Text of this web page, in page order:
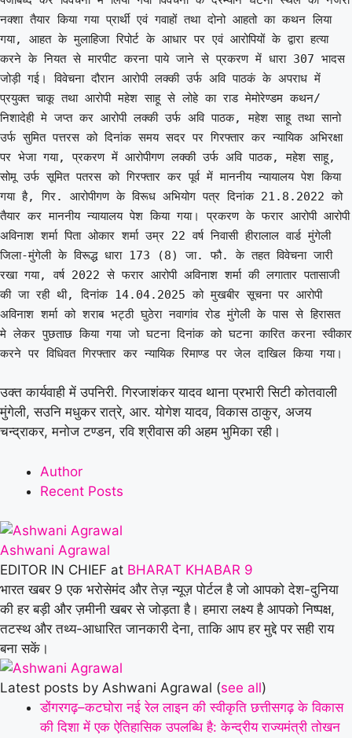
नक्शा तैयार किया गया प्रार्थी एवं गवाहों तथा दोनो आहतो का कथन लिया
गया, आहत के मुलाहिजा रिपोर्ट के आधार पर एवं आरोपियों के द्वारा हत्या
करने के नियत से मारपीट करना पाये जाने से प्रकरण में धारा 307 भादस
जोड़ी गई। विवेचना दौरान आरोपी लक्की उर्फ अवि पाठकं के अपराध में
प्रयुक्त चाकू तथा आरोपी महेश साहू से लोहे का राड मेमोरेण्डम कथन/
निशादेही मे जप्त कर आरोपी लक्की उर्फ अवि पाठक, महेश साहू तथा सानो
उर्फ सुमित पत्तरस को दिनांक समय सदर पर गिरफ्तार कर न्यायिक अभिरक्षा
पर भेजा गया, प्रकरण में आरोपीगण लक्की उर्फ अवि पाठक, महेश साहू,
सोमू उर्फ सूमित पतरस को गिरफ्तार कर पूर्व में माननीय न्यायालय पेश किया
गया है, गिर. आरोपीगण के विरूध अभियोग पत्र दिनांक 21.8.2022 को
तैयार कर माननीय न्यायालय पेश किया गया। प्रकरण के फरार आरोपी आरोपी
अविनाश शर्मा पिता ओकार शर्मा उम्र 22 वर्ष निवासी हीरालाल वार्ड मुंगेली
जिला-मुंगेली के विरूद्ध धारा 173 (8) जा. फौ. के तहत विवेचना जारी
रखा गया, वर्ष 2022 से फरार आरोपी अविनाश शर्मा की लगातार पतासाजी
की जा रही थी, दिनांक 14.04.2025 को मुखबीर सूचना पर आरोपी
अविनाश शर्मा को शराब भट्ठी घुठेरा नवागांव रोड मुंगेली के पास से हिरासत
मे लेकर पुछताछ किया गया जो घटना दिनांक को घटना कारित करना स्वीकार
करने पर विधिवत गिरफ्तार कर न्यायिक रिमाण्ड पर जेल दाखिल किया गया।
उक्त कार्यवाही में उपनिरी. गिरजाशंकर यादव थाना प्रभारी सिटी कोतवाली
मुंगेली, सउनि मधुकर रात्रे, आर. योगेश यादव, विकास ठाकुर, अजय
चन्द्राकर, मनोज टण्डन, रवि श्रीवास की अहम भुमिका रही।
Author
Recent Posts
Ashwani Agrawal
EDITOR IN CHIEF at BHARAT KHABAR 9
भारत खबर 9 एक भरोसेमंद और तेज़ न्यूज़ पोर्टल है जो आपको देश-दुनिया
की हर बड़ी और ज़मीनी खबर से जोड़ता है। हमारा लक्ष्य है आपको निष्पक्ष,
तटस्थ और तथ्य-आधारित जानकारी देना, ताकि आप हर मुद्दे पर सही राय
बना सकें।
Latest posts by Ashwani Agrawal (see all)
डोंगरगढ़–कटघोरा नई रेल लाइन की स्वीकृति छत्तीसगढ़ के विकास
की दिशा में एक ऐतिहासिक उपलब्धि है: केन्द्रीय राज्यमंत्री तोखन